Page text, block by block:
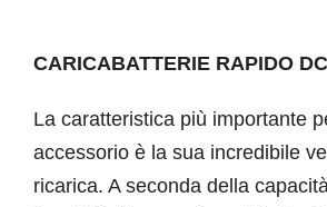
CARICABATTERIE RAPIDO
La caratteristica più importante
accessorio è la sua incredibile
ricarica. A seconda della